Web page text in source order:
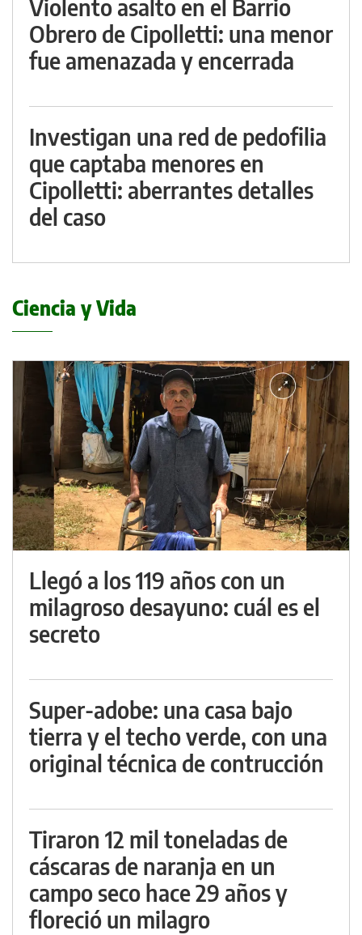
Violento asalto en el Barrio
Obrero de Cipolletti: una menor
fue amenazada y encerrada
Investigan una red de pedofilia
que captaba menores en
Cipolletti: aberrantes detalles
del caso
Ciencia y Vida
Llegó a los 119 años con un
milagroso desayuno: cuál es el
secreto
Super-adobe: una casa bajo
tierra y el techo verde, con una
original técnica de contrucción
Tiraron 12 mil toneladas de
cáscaras de naranja en un
campo seco hace 29 años y
floreció un milagro